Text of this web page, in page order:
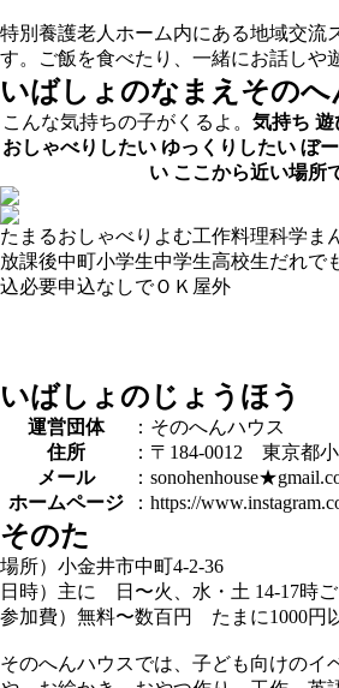
特別養護老人ホーム内にある地域交流
す。ご飯を食べたり、一緒にお話しや
いばしょのなまえ そのへ
こんな気持ちの子がくるよ。 気持ち 遊
おしゃべりしたい ゆっくりしたい ぼ
い ここから近い場所
たまるおしゃべり よむ工作料理科学 ま
放課後中町小学生中学生高校生だれで
込必要申込なしでＯＫ 屋外
いばしょのじょうほう
運営団体
：そのへんハウス
住所
：〒184-0012 東京都
メール
：
ホームページ
：https://
そのた
場所）小金井市中町4-2-36
日時）主に 日〜火、水・土 14-17時ご
参加費）無料〜数百円 たまに1000円
そのへんハウスでは、子ども向けのイ